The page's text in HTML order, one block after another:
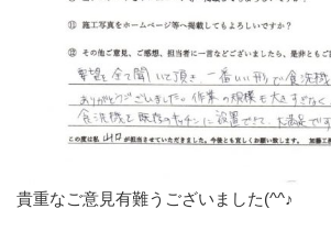
貴重なご意見有難うございました(^^♪